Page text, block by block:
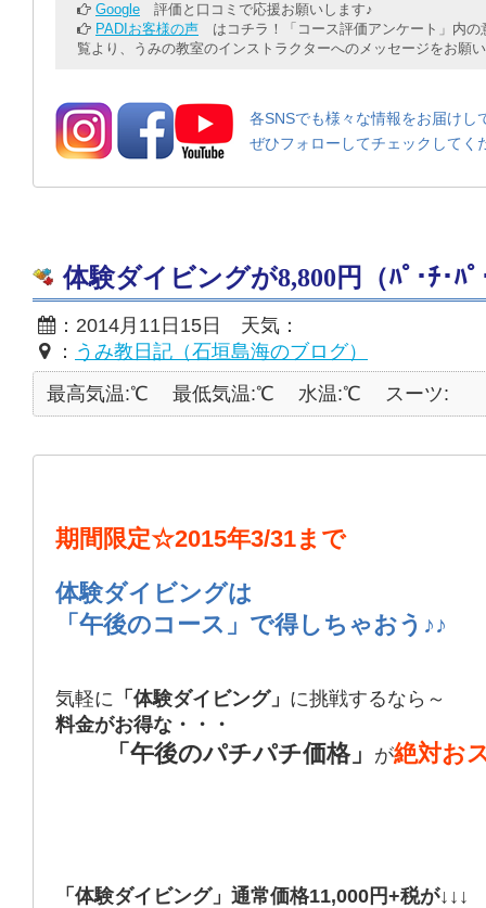
Google 評価と口コミで応援お願いします♪
PADIお客様の声 はコチラ！「コース評価アンケート」内の
覧より、うみの教室のインストラクターへのメッセージをお願
各SNSでも様々な情報をお届けし
ぜひフォローしてチェックしてく
体験ダイビングが8,800円（ﾊﾟ･ﾁ･ﾊﾟ
：2014月11日15日 天気：
： うみ教日記（石垣島海のブログ）
最高気温:℃
最低気温:℃ 水温:℃ スーツ:
期間限定☆2015年3/31まで
体験ダイビングは
「午後のコース」で得しちゃおう♪♪
気軽に 「体験ダイビング」 に挑戦するなら～
料金がお得な・・・
「午後のパチパチ価格」 が絶対お
「体験ダイビング」通常価格11,000円+税が↓↓↓